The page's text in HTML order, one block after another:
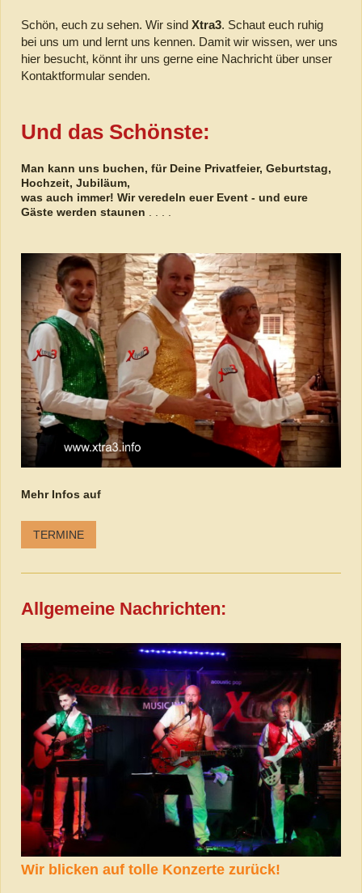
Schön, euch zu sehen. Wir sind Xtra3. Schaut euch ruhig
bei uns um und lernt uns kennen. Damit wir wissen, wer uns
hier besucht, könnt ihr uns gerne eine Nachricht über unser
Kontaktformular senden.
Und das Schönste:
Man kann uns buchen, für Deine Privatfeier, Geburtstag,
Hochzeit, Jubiläum,
was auch immer! Wir veredeln euer Event - und eure
Gäste werden staunen
Mehr Infos auf
TERMINE
Allgemeine Nachrichten:
Wir blicken auf tolle Konzerte zurück!